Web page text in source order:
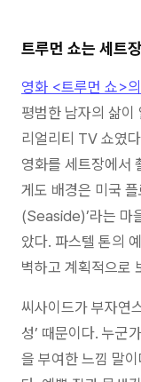
트루먼 쇼는 세트
영화 <트루먼 쇼>
평범한 남자의 삶이
리얼리티 TV 쇼였
영화를 세트장에서
게도 배경은 미국
(Seaside)’라는 마
았다. 파스텔 톤의
벽하고 계획적으로
씨사이드가 부자연
성’ 때문이다. 누군
을 부여한 느낌 말